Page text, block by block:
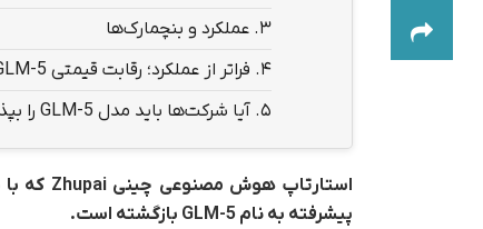
3. عملکرد و بنچمارک‌ها
4. فراتر از عملکرد؛ رقابت قیمتی GLM-5
5. آیا شرکت‌ها باید مدل GLM-5 را بپذیرند؟
پیشرفته به نام GLM-5 بازگشته است.